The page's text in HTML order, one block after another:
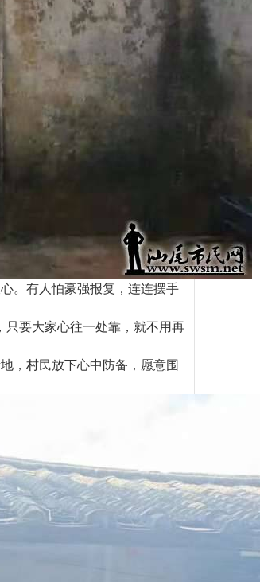
。有人怕豪强报复，连连摆手
只要大家心往一处靠，就不用再
，村民放下心中防备，愿意围